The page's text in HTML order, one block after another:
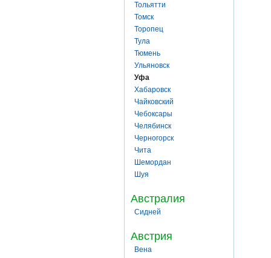
Тольятти
Томск
Торопец
Тула
Тюмень
Ульяновск
Уфа
Хабаровск
Чайковский
Чебоксары
Челябинск
Черногорск
Чита
Шемордан
Шуя
Австралия
Сидней
Австрия
Вена